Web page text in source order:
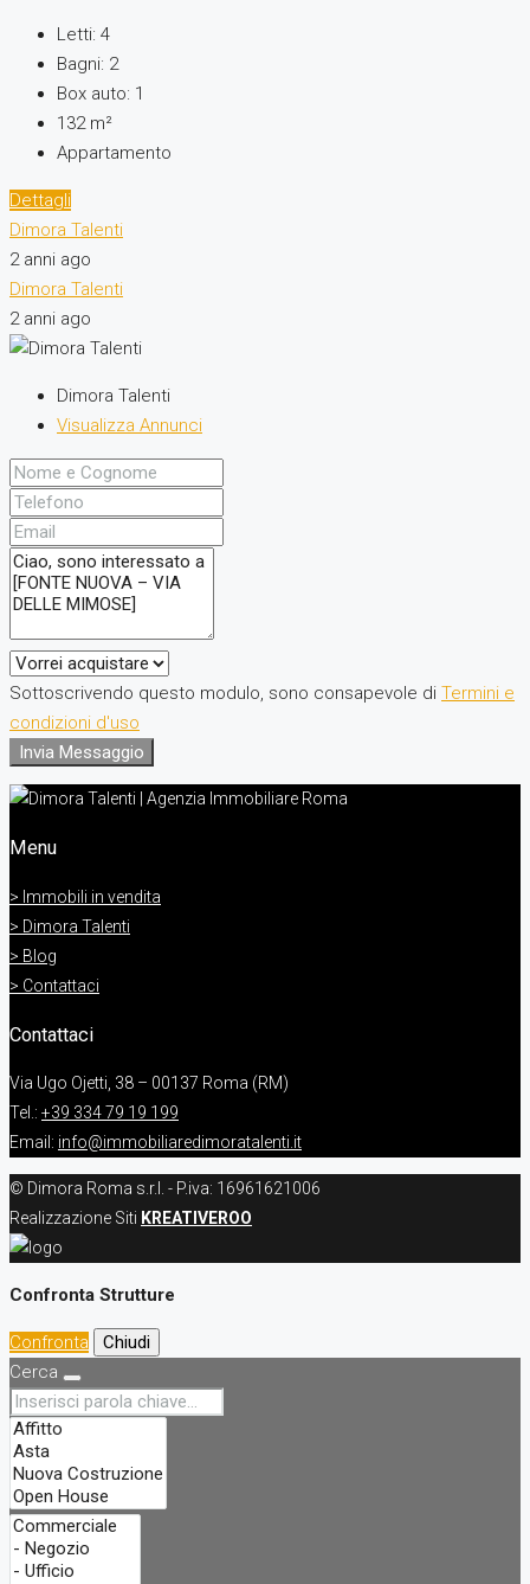
Letti: 4
Bagni: 2
Box auto: 1
132 m²
Appartamento
Dettagli
Dimora Talenti
2 anni ago
Dimora Talenti
2 anni ago
Dimora Talenti
Visualizza Annunci
Sottoscrivendo questo modulo, sono consapevole di Termini e
condizioni d'uso
Invia Messaggio
Menu
> Immobili in vendita
> Dimora Talenti
> Blog
> Contattaci
Contattaci
Via Ugo Ojetti, 38 – 00137 Roma (RM)
Tel.: +39 334 79 19 199
Email: info@immobiliaredimoratalenti.it
© Dimora Roma s.r.l. - P.iva: 16961621006
Realizzazione Siti KREATIVEROO
Confronta Strutture
Confronta
Chiudi
Cerca